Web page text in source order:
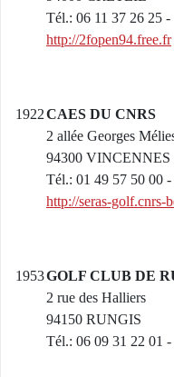
Tél.: 06 11 37 26 25 -
http://2fopen94.free.fr
1922CAES DU CNRS
2 allée Georges
94300 VINCENNES
Tél.: 01 49 57 50 00
http://seras-golf.cnrs-
1953GOLF CLUB DE
2 rue des Halliers
94150 RUNGIS
Tél.: 06 09 31 22 01 -